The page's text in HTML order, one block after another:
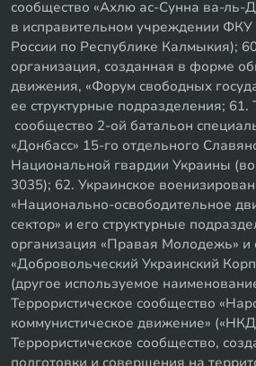
сообщество «Ахлю ас-Сунна ва-ль-
в исправительном учреждении
России по Республике Калмыкия);
организация, созданная в форме
движения, «Форум свободных
ее структурные подразделения; 61.
сообщество 2-ой батальон
«Донбасс» 15-го отдельного
Национальной гвардии Украины
3035); 62. Украинское
«Национально-освободительное
сектор» и его структурные
организация «Правая Молодежь» и
«Добровольческий Украинский
(другое используемое
Террористическое сообщество
коммунистическое движение»
Террористическое сообщество,